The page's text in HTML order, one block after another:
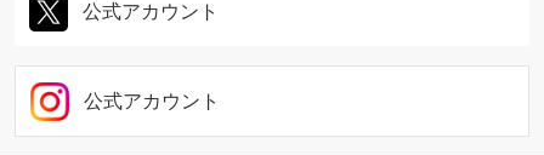
公式アカウント
公式アカウント